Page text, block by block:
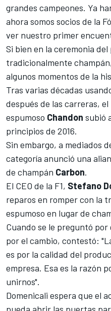
grandes campeones. Ya
ahora somos socios de la
ver nuestro primer
Si bien en la ceremonia
tradicionalmente
algunos momentos de la
Tras varias décadas
después de las carreras,
espumoso Chandon subió
principios de 2016.
Sin embargo, a mediados
categoría anunció una
de champán Carbon.
El CEO de la F1, Stefano
reparos en romper con la
espumoso en lugar de
Cuando se le preguntó por
por el cambio, contestó:
es por la calidad del
empresa. Esa es la razón
unirnos".
Domenicali espera que el